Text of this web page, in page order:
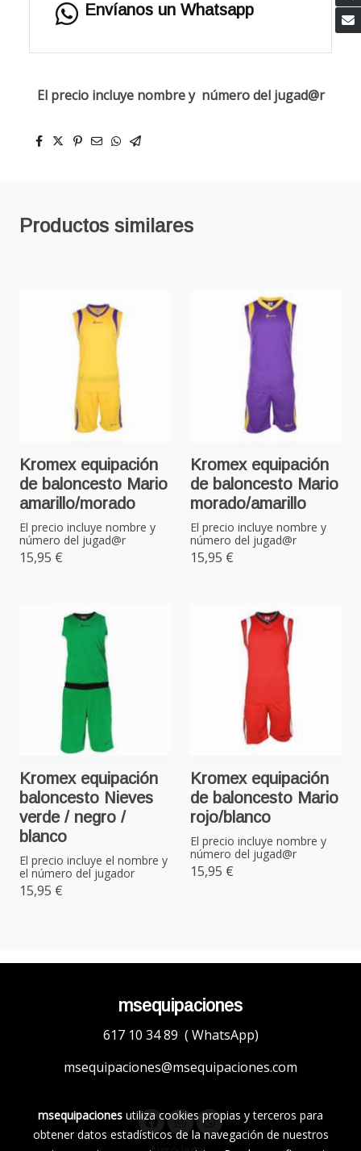
Envíanos un Whatsapp
El precio incluye nombre y número del jugad@r
Productos similares
Kromex equipación
de baloncesto Mario
amarillo/morado
El precio incluye nombre y
número del jugad@r
15,95 €
Kromex equipación
de baloncesto Mario
morado/amarillo
El precio incluye nombre y
número del jugad@r
15,95 €
Kromex equipación
baloncesto Nieves
verde / negro /
blanco
El precio incluye el nombre y
el número del jugador
15,95 €
Kromex equipación
de baloncesto Mario
rojo/blanco
El precio incluye nombre y
número del jugad@r
15,95 €
msequipaciones
617 10 34 89 ( WhatsApp)
msequipaciones@msequipaciones.com
msequipaciones utiliza cookies propias y terceros para
obtener datos estadísticos de la navegación de nuestros